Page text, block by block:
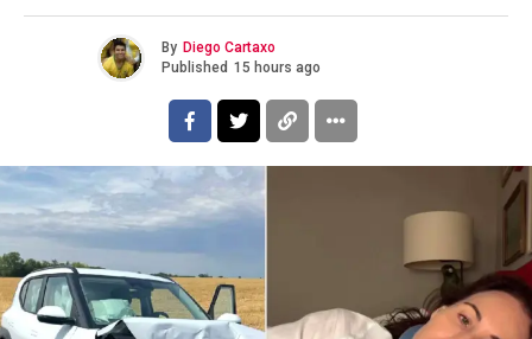
By Diego Cartaxo
Published 15 hours ago